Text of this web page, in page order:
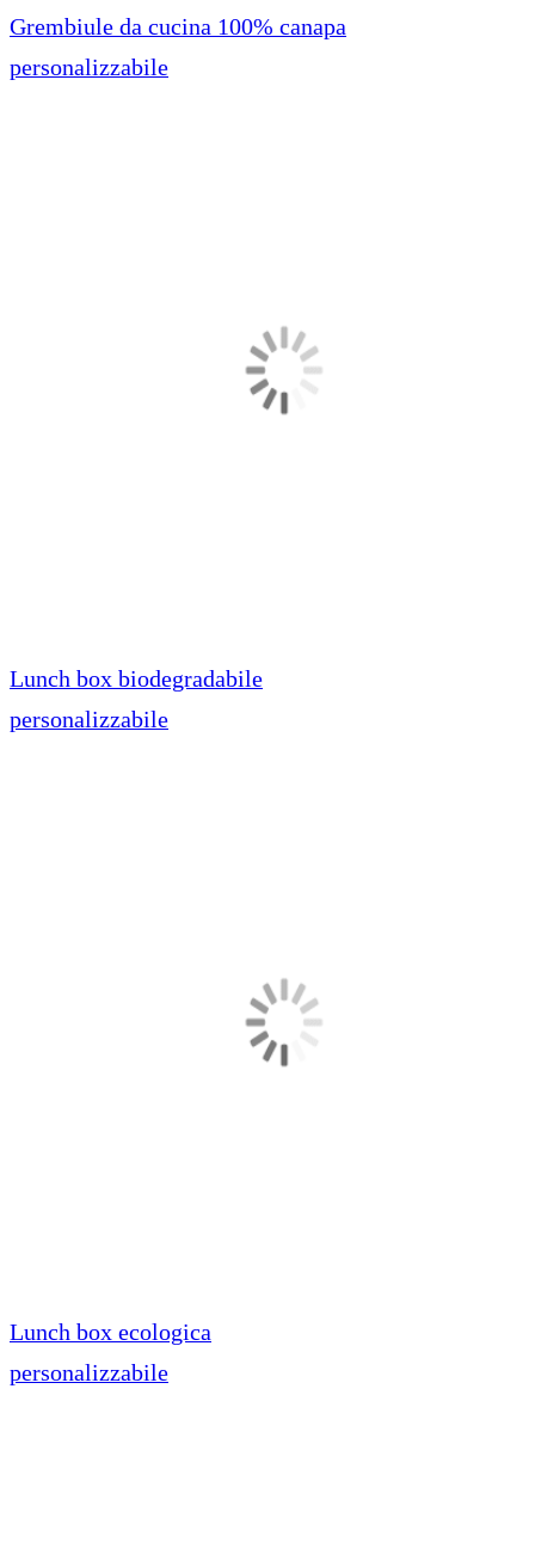
Grembiule da cucina 100% canapa
personalizzabile
Lunch box biodegradabile
personalizzabile
Lunch box ecologica
personalizzabile